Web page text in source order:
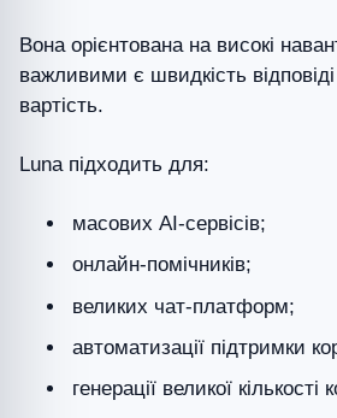
Вона орієнтована на високі
важливими є швидкість
вартість.
Luna підходить для:
масових AI-сервісів;
онлайн-помічників;
великих чат-платформ;
автоматизації підтримки
генерації великої кількості